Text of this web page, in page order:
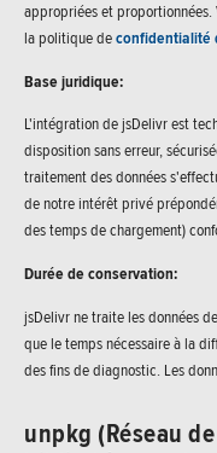
appropriées et proportionnées.
la politique deconfidentialité
Base juridique:
L'intégration de jsDelivr est
disposition sans erreur,
traitement des données
de notre intérêt privé
des temps de chargement)
Durée de conservation:
jsDelivr ne traite les données
que le temps nécessaire à la
des fins de diagnostic. Les
unpkg (Réseau